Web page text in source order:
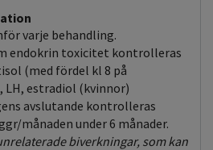
varje behandling.
endokrin toxicitet kontrolleras
(med fördel kl 8 på
LH, estradiol (kvinnor)
avslutande kontrolleras
månaden under 6 månader.
biverkningar, som kan